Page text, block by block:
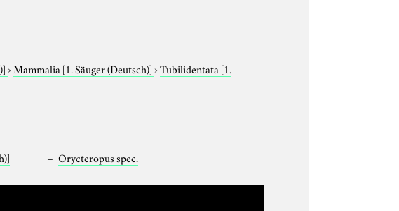
›Mammalia [1. Säuger (Deutsch)]›Tubilidentata [1.
Orycteropus spec.